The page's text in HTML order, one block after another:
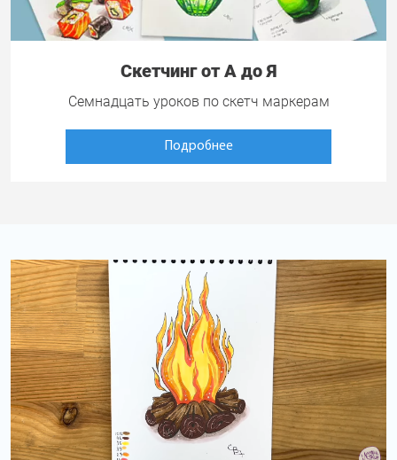
Скетчинг от А до Я
Семнадцать уроков по скетч маркерам
Подробнее